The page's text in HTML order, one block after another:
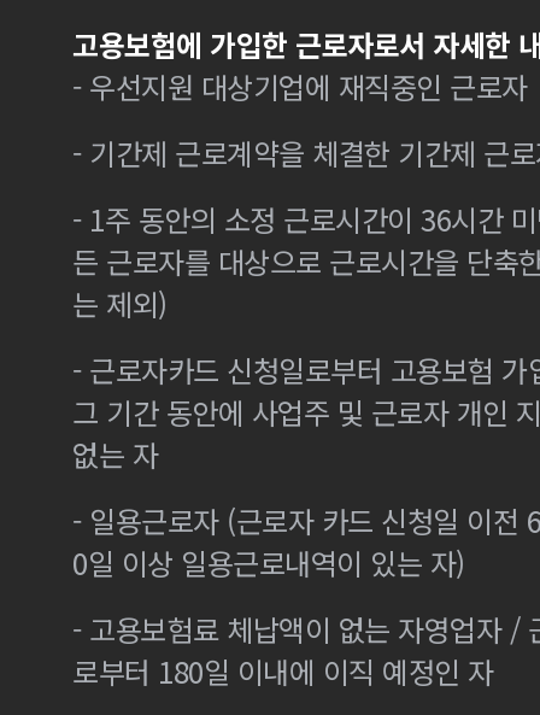
고용보험에 가입한 근로자로서 자세한
- 우선지원 대상기업에 재직중인 근로자
- 기간제 근로계약을 체결한 기간제 근
- 1주 동안의 소정 근로시간이 36시간
든 근로자를 대상으로 근로시간을 단축
는 제외)
- 근로자카드 신청일로부터 고용보험
그 기간 동안에 사업주 및 근로자 개인
없는 자
- 일용근로자 (근로자 카드 신청일 이전
0일 이상 일용근로내역이 있는 자)
- 고용보험료 체납액이 없는 자영업자 /
로부터 180일 이내에 이직 예정인 자